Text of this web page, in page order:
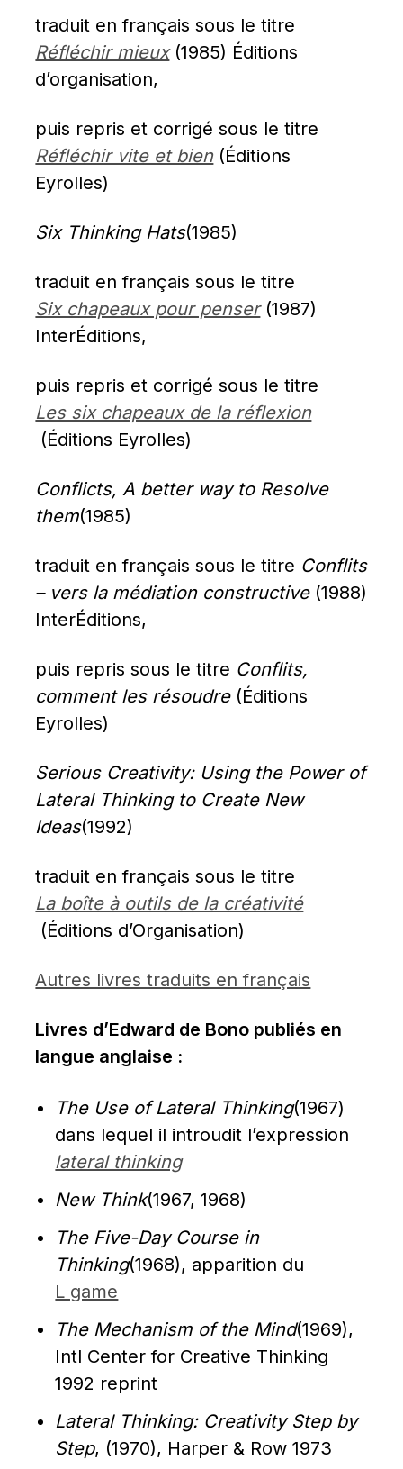
traduit en français sous le titre
Réfléchir mieux (1985) Éditions
d’organisation,
puis repris et corrigé sous le titre
Réfléchir vite et bien (Éditions
Eyrolles)
Six Thinking Hats(1985)
traduit en français sous le titre
Six chapeaux pour penser (1987)
InterÉditions,
puis repris et corrigé sous le titre
Les six chapeaux de la réflexion
(Éditions Eyrolles)
Conflicts, A better way to Resolve
them(1985)
traduit en français sous le titre Conflits
– vers la médiation constructive (1988)
InterÉditions,
puis repris sous le titre Conflits,
comment les résoudre (Éditions
Eyrolles)
Serious Creativity: Using the Power of
Lateral Thinking to Create New
Ideas(1992)
traduit en français sous le titre
La boîte à outils de la créativité
(Éditions d’Organisation)
Autres livres traduits en français
Livres d’Edward de Bono publiés en
langue anglaise :
The Use of Lateral Thinking(1967)
dans lequel il introudit l’expression
lateral thinking
New Think(1967, 1968)
The Five-Day Course in
Thinking(1968), apparition du
L game
The Mechanism of the Mind(1969),
Intl Center for Creative Thinking
1992 reprint
Lateral Thinking: Creativity Step by
Step, (1970), Harper & Row 1973